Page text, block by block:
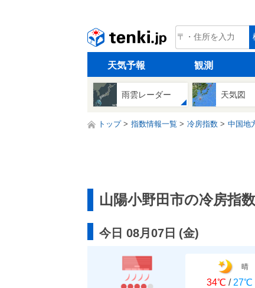
tenki.jp
天気予報 観測
雨雲レーダー 天気図
トップ 指数情報一覧 冷房指数 中国地
山陽小野田市の冷房指数
今日 08月07日 (金)
晴
34℃ / 27℃